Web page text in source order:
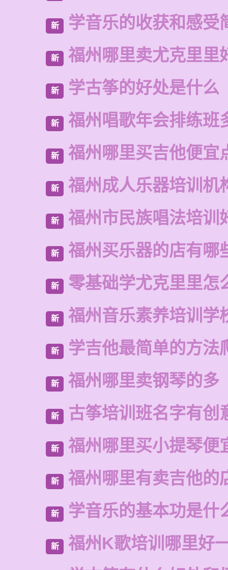
新 学音乐的收获和感受
新 福州哪里卖尤克里里
新 学古筝的好处是什么
新 福州唱歌年会排练班
新 福州哪里买吉他便宜
新 福州成人乐器培训机
新 福州市民族唱法培训
新 福州买乐器的店有哪
新 零基础学尤克里里怎
新 福州音乐素养培训学
新 学吉他最简单的方法
新 福州哪里卖钢琴的多
新 古筝培训班名字有创
新 福州哪里买小提琴便
新 福州哪里有卖吉他的
新 学音乐的基本功是什
新
福州K歌培训哪里好